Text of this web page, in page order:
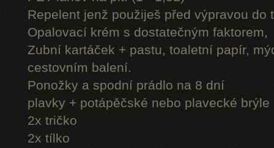
Repelent jenž použiješ před výpravou do
Opalovací krém s dostatečným faktorem,
Zubní kartáček + pastu, toaletní papír,
cestovním balení.
Ponožky a spodní prádlo na 8 dní
plavky + potápěčské nebo plavecké brýle
2x tričko
2x tílko